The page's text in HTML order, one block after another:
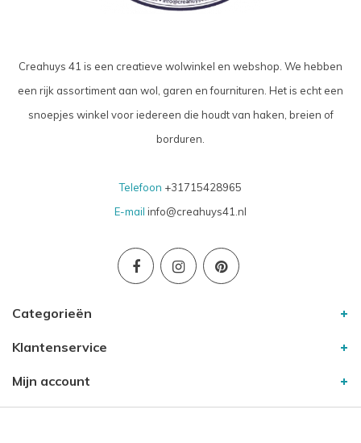
Creahuys 41 is een creatieve wolwinkel en webshop. We hebben
een rijk assortiment aan wol, garen en fournituren. Het is echt een
snoepjes winkel voor iedereen die houdt van haken, breien of
borduren.
Telefoon +31715428965
E-mail info@creahuys41.nl
Categorieën
Klantenservice
Mijn account